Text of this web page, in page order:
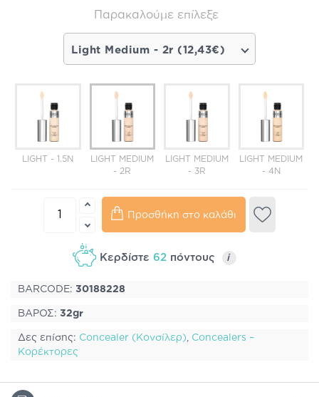
Παρακαλούμε επίλεξε
Light Medium - 2r (12,43€)
LIGHT - 1.5N
LIGHT MEDIUM
- 2R
LIGHT MEDIUM
- 3R
LIGHT MEDIUM
- 4N
Προσθήκη στο καλάθι
Κερδίστε 62πόντους i
BARCODE: 30188228
ΒΑΡΟΣ: 32gr
Δες επίσης: Concealer (Κονσίλερ)
Concealers –
Κορέκτορες